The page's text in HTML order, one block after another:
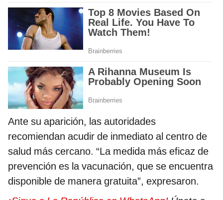
Ante su aparición, las autoridades
recomiendan acudir de inmediato al centro de
salud más cercano. “La medida más eficaz de
prevención es la vacunación, que se encuentra
disponible de manera gratuita”, expresaron.